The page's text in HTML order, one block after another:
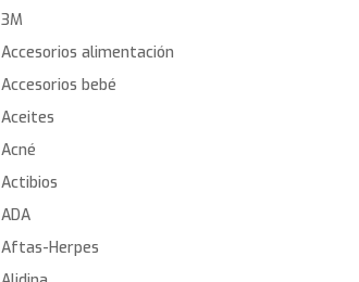
3M
Accesorios alimentación
Accesorios bebé
Aceites
Acné
Actibios
ADA
Aftas-Herpes